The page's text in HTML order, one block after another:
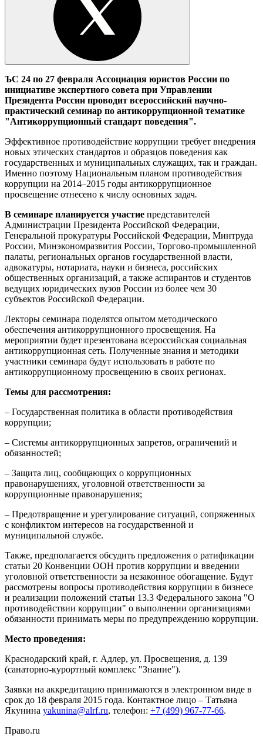
ЪС 24 по 27 февраля Ассоциация юристов России по
инициативе экспертного совета при Управлении
Президента России проводит всероссийский научно-
практический семинар по антикоррупционной тематике
"Антикоррупционный стандарт поведения".
Эффективное противодействие коррупции требует внедрения
новых этических стандартов и образцов поведения как
государственных и муниципальных служащих, так и граждан.
Именно поэтому Национальным планом противодействия
коррупции на 2014–2015 годы антикоррупционное
просвещение отнесено к числу основных задач.
В семинаре планируется участие представителей
Администрации Президента Российской Федерации,
Генеральной прокуратуры Российской Федерации, Минтруда
России, Минэкономразвития России, Торгово-промышленной
палаты, региональных органов государственной власти,
адвокатуры, нотариата, науки и бизнеса, российских
общественных организаций, а также аспирантов и студентов
ведущих юридических вузов России из более чем 30
субъектов Российской Федерации.
Лекторы семинара поделятся опытом методического
обеспечения антикоррупционного просвещения. На
мероприятии будет презентована всероссийская социальная
антикоррупционная сеть. Полученные знания и методики
участники семинара будут использовать в работе по
антикоррупционному просвещению в своих регионах.
Темы для рассмотрения:
– Государственная политика в области противодействия
коррупции;
– Системы антикоррупционных запретов, ограничений и
обязанностей;
– Защита лиц, сообщающих о коррупционных
правонарушениях, уголовной ответственности за
коррупционные правонарушения;
– Предотвращение и урегулирование ситуаций, сопряженных
с конфликтом интересов на государственной и
муниципальной службе.
Также, предполагается обсудить предложения о ратификации
статьи 20 Конвенции ООН против коррупции и введении
уголовной ответственности за незаконное обогащение. Будут
рассмотрены вопросы противодействия коррупции в бизнесе
и реализации положений статьи 13.3 Федерального закона "О
противодействии коррупции" о выполнении организациями
обязанности принимать меры по предупреждению коррупции.
Место проведения:
Краснодарский край, г. Адлер, ул. Просвещения, д. 139
(санаторно-курортный комплекс "Знание").
Заявки на аккредитацию принимаются в электронном виде в
срок до 18 февраля 2015 года. Контактное лицо – Татьяна
Якунина yakunina@alrf.ru, телефон: +7 (499) 967-77-66.
Право.ru